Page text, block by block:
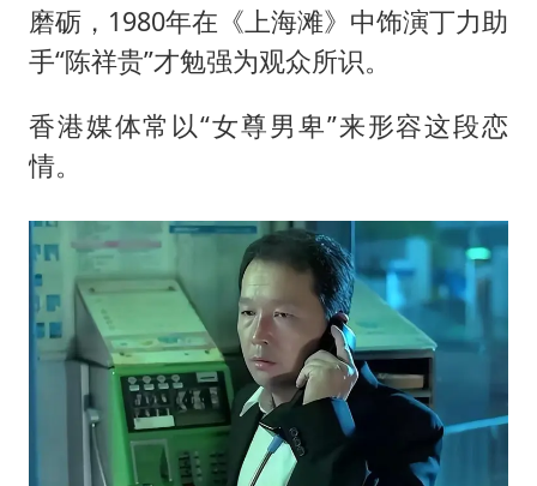
磨砺，1980年在《上海滩》中饰演丁力助
手“陈祥贵”才勉强为观众所识。
香港媒体常以“女尊男卑”来形容这段恋
情。